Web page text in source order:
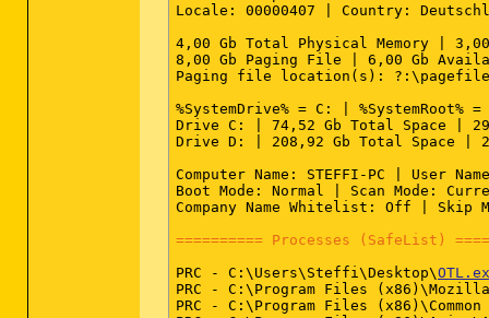
piffile [open] -- "%1" %* File not
regfile [merge] -- Reg Error: Key
scrfile [config] -- "%1" File not
scrfile [install] -- rundll32.exe
scrfile [open] -- "%1" /S File not
txtfile [edit] -- Reg Error: Key
Unknown [openas] --
Directory [cmd] -- cmd.exe /s /k
Directory [find] --
Folder [open] --
Folder [explore] -- Reg Error:
Drive [find] --
batfile [open] -- "%1" %*
cmdfile [open] -- "%1" %*
comfile [open] -- "%1" %*
cplfile [cplopen] --
exefile [open] -- "%1" %*
Locale: 00000407 | Country:
4,00 Gb Total Physical Memory |
8,00 Gb Paging File | 6,00 Gb
Paging file location(s):
%SystemDrive% = C: |
Drive C: | 74,52 Gb Total Space |
Drive D: | 208,92 Gb Total Space |
Computer Name: STEFFI-PC | User
Boot Mode: Normal | Scan Mode:
Company Name Whitelist: Off |
========== Processes (SafeList)
PRC - C:\Users\Steffi\Desktop\
PRC - C:\Program Files
PRC - C:\Program Files